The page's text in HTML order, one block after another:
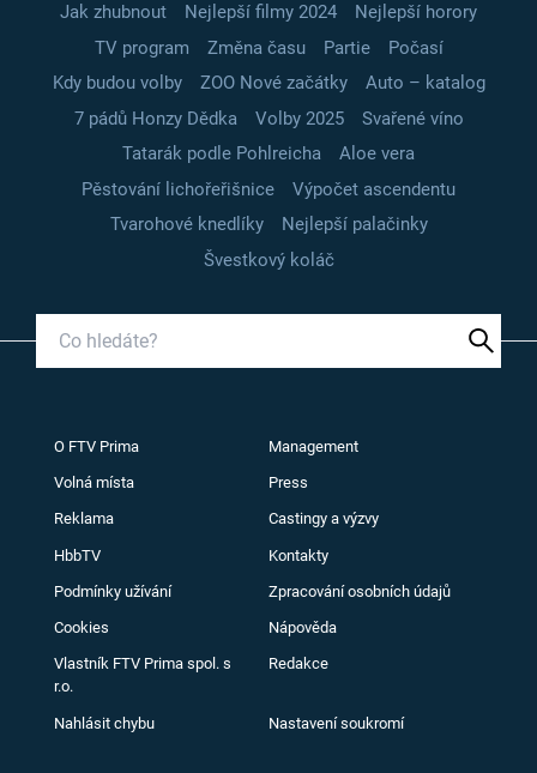
Jak zhubnout Nejlepší filmy 2024
Nejlepší horory
TV program
Změna času Partie
Počasí
Kdy budou volby
ZOO Nové začátky
Auto – katalog
7 pádů Honzy Dědka
Volby 2025
Svařené víno
Tatarák podle Pohlreicha
Aloe vera
Pěstování lichořeřišnice
Výpočet ascendentu
Tvarohové knedlíky
Nejlepší palačinky
Švestkový koláč
O FTV Prima Management
Volná místa Press
Reklama Castingy a výzvy
HbbTV Kontakty
Podmínky užívání Zpracování osobních údajů
Cookies Nápověda
Vlastník FTV Prima spol. s
r.o.
Redakce
Nahlásit chybu Nastavení soukromí